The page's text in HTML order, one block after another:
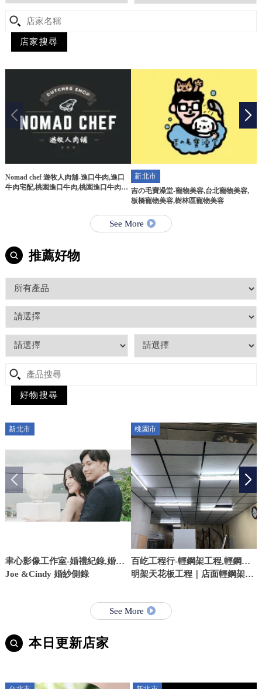
Nomad chef 遊牧人肉舖-進口牛肉,進口
牛肉宅配,桃園進口牛肉,桃園進口牛肉宅
新北市
吉の毛寶澡堂-寵物美容,台北寵物美容,
板橋寵物美容,樹林區寵物美容
See More
推薦好物
新北市
聿心影像工作室-婚禮紀錄,婚禮
紀錄拍攝,婚禮拍攝,台北婚禮紀
Joe &Cindy 婚紗側錄
桃園市
百屹工程行-輕鋼架工程,輕鋼架
施工,桃園輕鋼架工程,中壢輕鋼
明架天花板工程｜店面輕鋼架工
See More
本日更新店家